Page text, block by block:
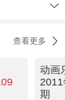
查看更多
动画
期